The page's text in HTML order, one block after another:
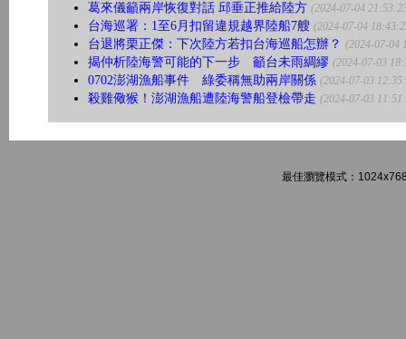
葛來儀籲兩岸恢復對話 邱垂正推給陸方 (2024-07-04
台海巡署：1至6月扣留違規越界陸船7艘 (2024-07-04
台退將栗正傑：下次陸方若扣台海巡船怎辦？ (2024-07-04
揭仲析陸海警可能的下一步 籲台未雨綢繆 (2024-07-03
0702澎湖漁船事件 綠委稱無助兩岸關係 (2024-07-03
殺雞儆猴！澎湖漁船遭陸海警船登檢帶走 (2024-07-03
最佳瀏覽模式：